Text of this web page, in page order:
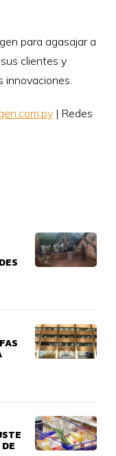
para agasajar a
clientes y
innovaciones.
| Redes